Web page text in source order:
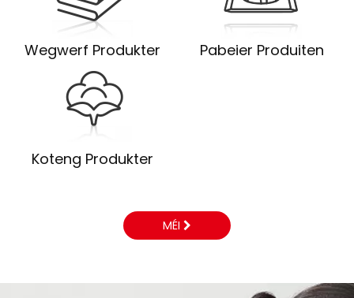
Wegwerf Produkter Pabeier Produiten
Koteng Produkter
MÉI